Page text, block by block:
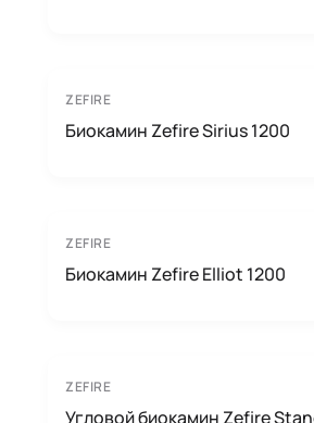
ZEFIRE
Биокамин Zefire Sirius 1200
ZEFIRE
Биокамин Zefire Elliot 1200
ZEFIRE
Угловой биокамин Zefire